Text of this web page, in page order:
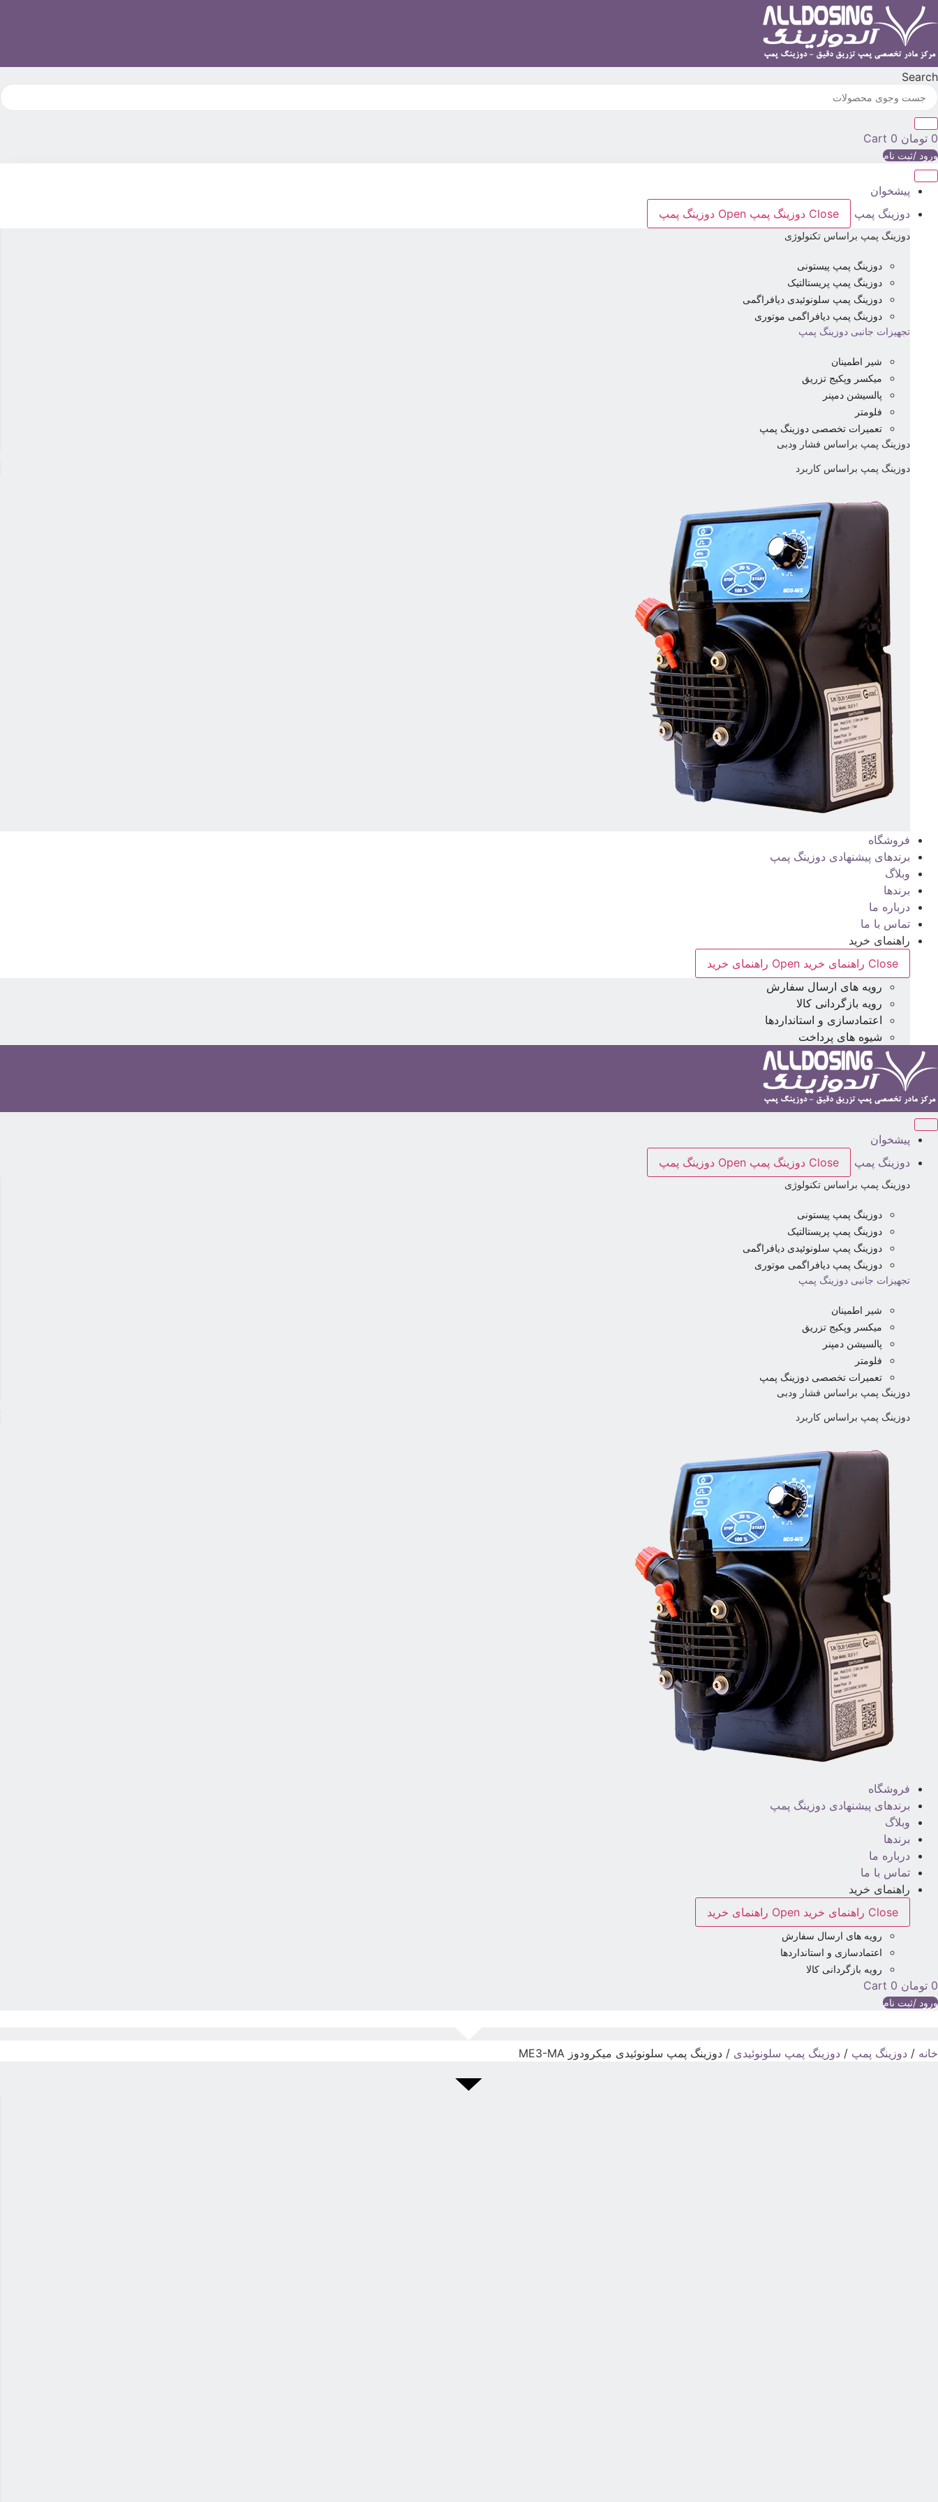
پرش
به
Search
0 تومان 0
Cart
ورود /ثبت نام
پیشخوان
دوزینگ پمپ
Close دوزینگ پمپ Open دوزینگ پمپ
دوزینگ پمپ براساس تکنولوژی
دوزینگ پمپ پیستونی
دوزینگ پمپ پریستالتیک
دوزینگ پمپ سلونوئیدی دیافراگمی
دوزینگ پمپ دیافراگمی موتوری
تجهیزات جانبی دوزینگ پمپ
شیر اطمینان
میکسر وپکیج تزریق
پالسیشن دمپنر
فلومتر
تعمیرات تخصصی دوزینگ پمپ
دوزینگ پمپ براساس فشار ودبی
دوزینگ پمپ براساس کاربرد
فروشگاه
برندهای پیشنهادی دوزینگ پمپ
وبلاگ
برندها
درباره ما
تماس با ما
راهنمای خرید
Close راهنمای خرید
Open راهنمای خرید
رویه های ارسال سفارش
رویه بازگردانی کالا
اعتمادسازی و استانداردها
شیوه های پرداخت
پیشخوان
دوزینگ پمپ
Close دوزینگ پمپ Open دوزینگ پمپ
دوزینگ پمپ براساس تکنولوژی
دوزینگ پمپ پیستونی
دوزینگ پمپ پریستالتیک
دوزینگ پمپ سلونوئیدی دیافراگمی
دوزینگ پمپ دیافراگمی موتوری
تجهیزات جانبی دوزینگ پمپ
شیر اطمینان
میکسر وپکیج تزریق
پالسیشن دمپنر
فلومتر
تعمیرات تخصصی دوزینگ پمپ
دوزینگ پمپ براساس فشار ودبی
دوزینگ پمپ براساس کاربرد
فروشگاه
برندهای پیشنهادی دوزینگ پمپ
وبلاگ
برندها
درباره ما
تماس با ما
راهنمای خرید
Close راهنمای خرید
Open راهنمای خرید
رویه های ارسال سفارش
اعتمادسازی و استانداردها
رویه بازگردانی کالا
0 تومان 0
Cart
ورود /ثبت نام
خانه / دوزینگ پمپ / دوزینگ پمپ سلونوئیدی / دوزینگ پمپ سلونوئیدی میکرودوز ME3-MA